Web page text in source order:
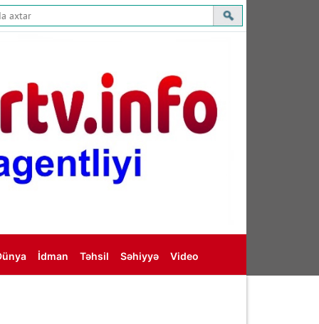
İdman Təhsil Səhiyyə Video